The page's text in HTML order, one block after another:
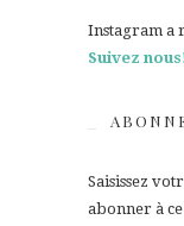
Instagram a
Suivez
Saisissez
abonner à